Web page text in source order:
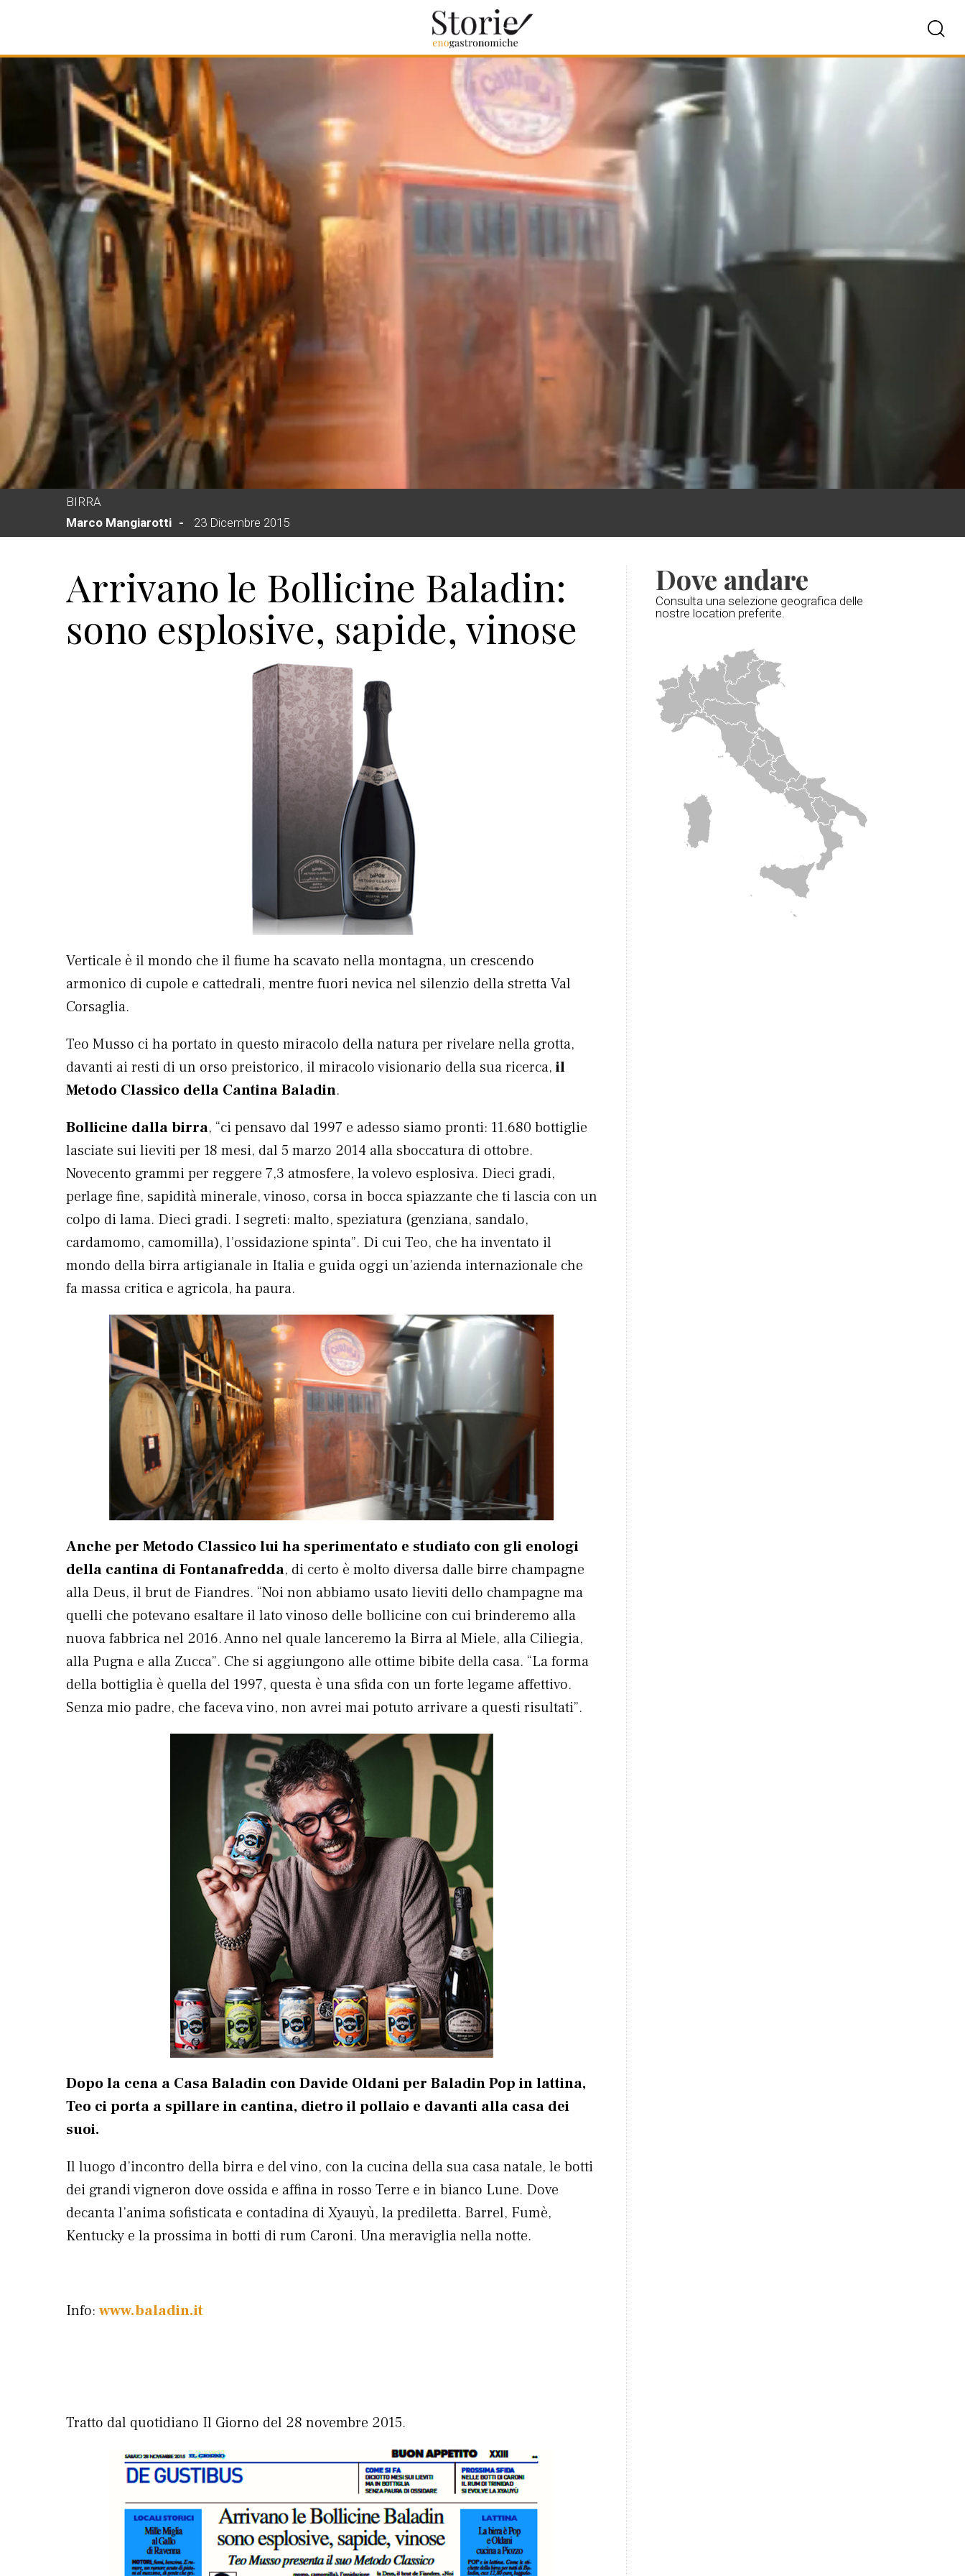
BIRRA
Marco Mangiarotti
23 Dicembre 2015
Arrivano le Bollicine Baladin:
sono esplosive, sapide, vinose
Verticale è il mondo che il fiume ha scavato nella montagna, un crescendo
armonico di cupole e cattedrali, mentre fuori nevica nel silenzio della stretta Val
Corsaglia.
Teo Musso ci ha portato in questo miracolo della natura per rivelare nella grotta,
davanti ai resti di un orso preistorico, il miracolo visionario della sua ricerca, il
Metodo Classico della Cantina Baladin.
Bollicine dalla birra, “ci pensavo dal 1997 e adesso siamo pronti: 11.680 bottiglie
lasciate sui lieviti per 18 mesi, dal 5 marzo 2014 alla sboccatura di ottobre.
Novecento grammi per reggere 7,3 atmosfere, la volevo esplosiva. Dieci gradi,
perlage fine, sapidità minerale, vinoso, corsa in bocca spiazzante che ti lascia con un
colpo di lama. Dieci gradi. I segreti: malto, speziatura (genziana, sandalo,
cardamomo, camomilla), l’ossidazione spinta”. Di cui Teo, che ha inventato il
mondo della birra artigianale in Italia e guida oggi un’azienda internazionale che
fa massa critica e agricola, ha paura.
Anche per Metodo Classico lui ha sperimentato e studiato con gli enologi
della cantina di Fontanafredda, di certo è molto diversa dalle birre champagne
alla Deus, il brut de Fiandres. “Noi non abbiamo usato lieviti dello champagne ma
quelli che potevano esaltare il lato vinoso delle bollicine con cui brinderemo alla
nuova fabbrica nel 2016. Anno nel quale lanceremo la Birra al Miele, alla Ciliegia,
alla Pugna e alla Zucca”. Che si aggiungono alle ottime bibite della casa. “La forma
della bottiglia è quella del 1997, questa è una sfida con un forte legame affettivo.
Senza mio padre, che faceva vino, non avrei mai potuto arrivare a questi risultati”.
Dopo la cena a Casa Baladin con Davide Oldani per Baladin Pop in lattina,
Teo ci porta a spillare in cantina, dietro il pollaio e davanti alla casa dei
suoi.
Il luogo d’incontro della birra e del vino, con la cucina della sua casa natale, le botti
dei grandi vigneron dove ossida e affina in rosso Terre e in bianco Lune. Dove
decanta l’anima sofisticata e contadina di Xyauyù, la prediletta. Barrel, Fumè,
Kentucky e la prossima in botti di rum Caroni. Una meraviglia nella notte.
Info: www.baladin.it
Tratto dal quotidiano Il Giorno del 28 novembre 2015.
Dove andare
Consulta una selezione geografica delle
nostre location preferite.